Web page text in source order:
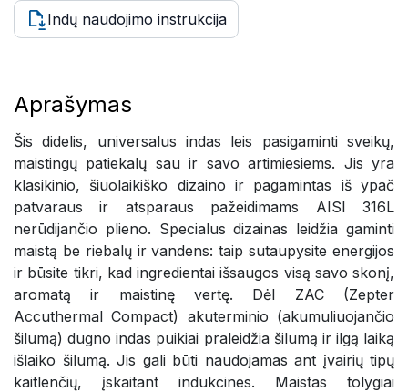
Indų naudojimo instrukcija
Aprašymas
Šis didelis, universalus indas leis pasigaminti sveikų,
maistingų patiekalų sau ir savo artimiesiems. Jis yra
klasikinio, šiuolaikiško dizaino ir pagamintas iš ypač
patvaraus ir atsparaus pažeidimams AISI 316L
nerūdijančio plieno. Specialus dizainas leidžia gaminti
maistą be riebalų ir vandens: taip sutaupysite energijos
ir būsite tikri, kad ingredientai išsaugos visą savo skonį,
aromatą ir maistinę vertę. Dėl ZAC (Zepter
Accuthermal Compact) akuterminio (akumuliuojančio
šilumą) dugno indas puikiai praleidžia šilumą ir ilgą laiką
išlaiko šilumą. Jis gali būti naudojamas ant įvairių tipų
kaitlenčių, įskaitant indukcines. Maistas tolygiai